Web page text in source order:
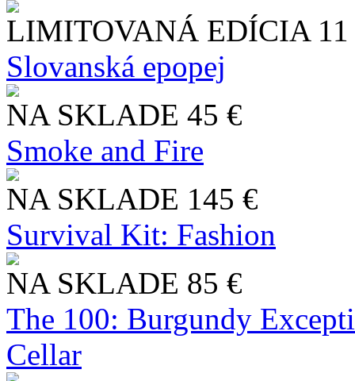
LIMITOVANÁ EDÍCIA
Slo​vanská epopej
NA SKLADE 45 €
Smoke and Fire
NA SKLADE 145 €
Survival Kit: Fashion
NA SKLADE 85 €
The 100: Burgundy
Cellar